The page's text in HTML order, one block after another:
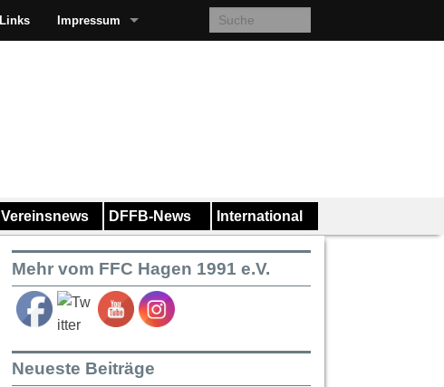
Links Impressum
Vereinsnews DFFB-News International
Mehr vom FFC Hagen 1991 e.V.
Neueste Beiträge